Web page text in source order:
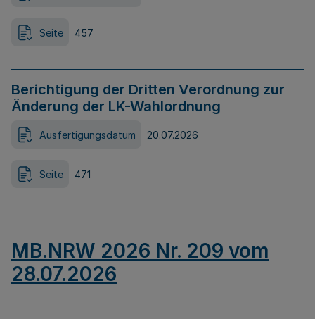
Seite 457
Berichtigung der Dritten Verordnung zur
Änderung der LK-Wahlordnung
Ausfertigungsdatum 20.07.2026
Seite 471
MB.NRW 2026 Nr. 209 vom
28.07.2026